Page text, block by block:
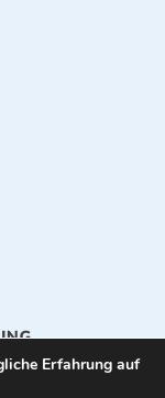
Erfahrung auf